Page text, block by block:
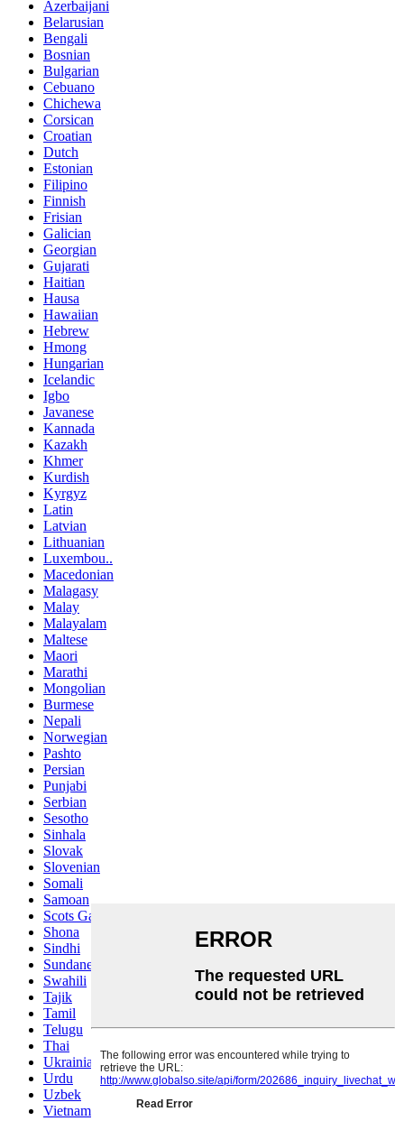
Azerbaijani
Belarusian
Bengali
Bosnian
Bulgarian
Cebuano
Chichewa
Corsican
Croatian
Dutch
Estonian
Filipino
Finnish
Frisian
Galician
Georgian
Gujarati
Haitian
Hausa
Hawaiian
Hebrew
Hmong
Hungarian
Icelandic
Igbo
Javanese
Kannada
Kazakh
Khmer
Kurdish
Kyrgyz
Latin
Latvian
Lithuanian
Luxembou..
Macedonian
Malagasy
Malay
Malayalam
Maltese
Maori
Marathi
Mongolian
Burmese
Nepali
Norwegian
Pashto
Persian
Punjabi
Serbian
Sesotho
Sinhala
Slovak
Slovenian
Somali
Samoan
Scots Gaelic
Shona
Sindhi
Sundanese
Swahili
Tajik
Tamil
Telugu
Thai
Ukrainian
Urdu
Uzbek
Vietnamese